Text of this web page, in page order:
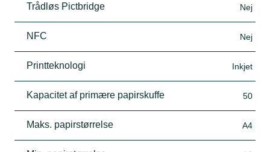
Trådløs Pictbridge Nej
NFC Nej
Printteknologi Inkjet
Kapacitet af primære papirskuffe 50
Maks. papirstørrelse A4